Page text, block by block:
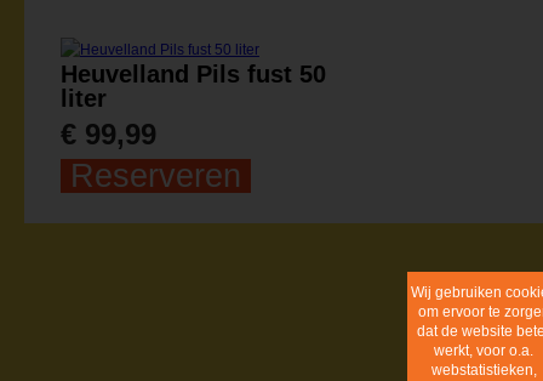
Heuvelland Pils fust 50
liter
€ 99,99
Reserveren
Cookie